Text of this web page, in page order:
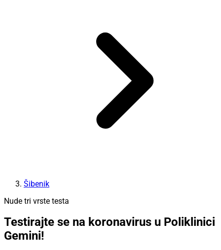
Šibenik
Nude tri vrste testa
Testirajte se na koronavirus u Poliklinici
Gemini!